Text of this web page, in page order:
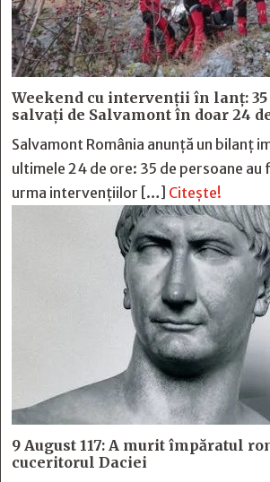
Weekend cu intervenții în lanț:
salvați de Salvamont în doar 24
Salvamont România anunță un bilanț
ultimele 24 de ore: 35 de persoane
urma intervențiilor […] Citește!
9 August 117: A murit împăratul
cuceritorul Daciei